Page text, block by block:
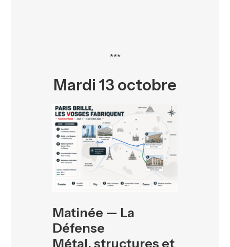
***
Mardi 13 octobre
Matinée — La
Défense
Métal, structures et